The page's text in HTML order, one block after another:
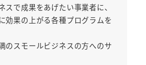
スで成果をあげたい事業者に、
効果の上がる各種プログラムを
のスモールビジネスの方へのサ